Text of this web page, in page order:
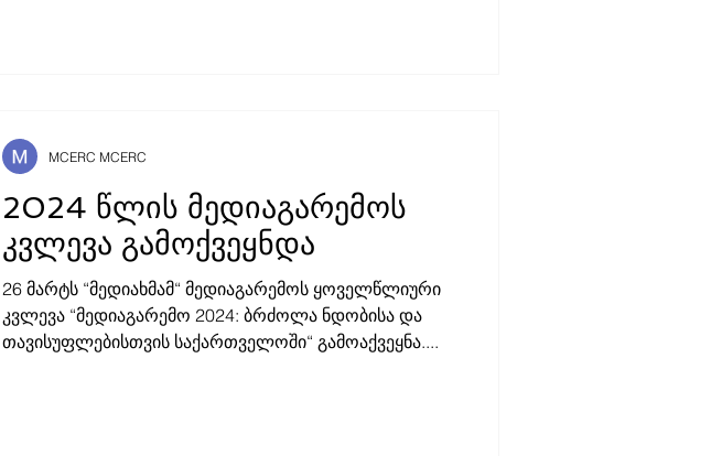
2024 წლის მედიაგარემოს
კვლევა გამოქვეყნდა
26 მარტს “მედიახმამ“ მედიაგარემოს ყოველწლიური
კვლევა “მედიაგარემო 2024: ბრძოლა ნდობისა და
თავისუფლებისთვის საქართველოში“ გამოაქვეყნა....
MCERC MCERC